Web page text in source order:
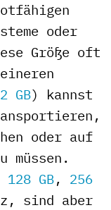
oder
Größe oft
GB) kannst
oder auf
müssen.
128 GB, 256
sind aber